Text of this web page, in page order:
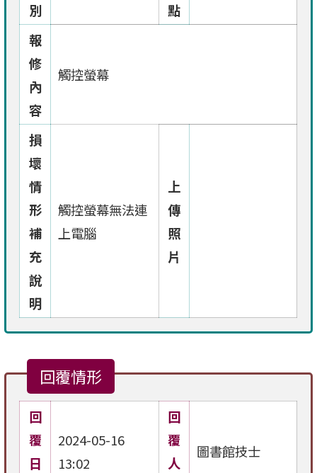
別
點
報
修
內
容
觸控螢幕
損
壞
情
形
補
充
說
明
觸控螢幕無法連
上電腦
上
傳
照
片
回覆情形
回
覆
日
2024-05-16
13:02
回
覆
人
圖書館技士